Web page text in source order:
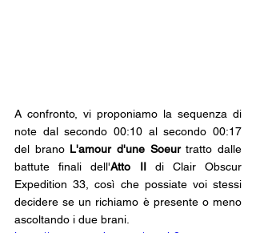
A confronto, vi proponiamo la sequenza di
note dal secondo 00:10 al secondo 00:17
del brano L'amour d'une Soeur tratto dalle
battute finali dell'Atto II di Clair Obscur
Expedition 33, così che possiate voi stessi
decidere se un richiamo è presente o meno
ascoltando i due brani.